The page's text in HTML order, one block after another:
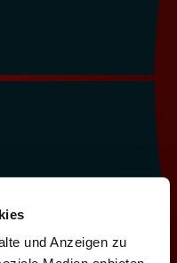
und Anzeigen zu